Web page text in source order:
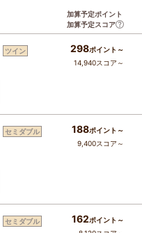
加算予定ポイント
加算予定スコア
ツイン 298ポイント～
14,940スコア～
セミダブル 188ポイント～
9,400スコア～
セミダブル 162ポイント～